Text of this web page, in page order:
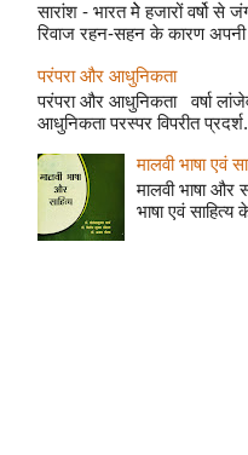
सारांश - भारत मेे हजारों वर्षो से
रिवाज रहन-सहन के कारण
परंपरा और आधुनिकता
परंपरा और आधुनिकता वर्षा
आधुनिकता परस्पर विपरीत
मालवी भाषा एवं
मालवी भाषा और
भाषा एवं